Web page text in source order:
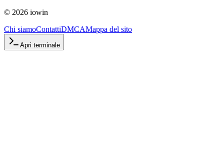
© 2026 iowin
Chi siamoContattiDMCAMappa del sito
Apri terminale